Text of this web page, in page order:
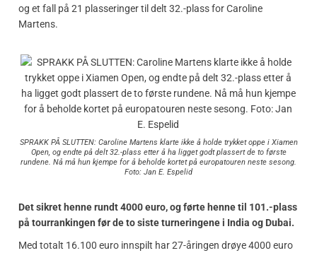
og et fall på 21 plasseringer til delt 32.-plass for Caroline
Martens.
SPRAKK PÅ SLUTTEN: Caroline Martens klarte ikke å holde trykket oppe i Xiamen
Open, og endte på delt 32.-plass etter å ha ligget godt plassert de to første
rundene. Nå må hun kjempe for å beholde kortet på europatouren neste sesong.
Foto: Jan E. Espelid
Det sikret henne rundt 4000 euro, og førte henne til 101.-plass
på tourrankingen før de to siste turneringene i India og Dubai.
Med totalt 16.100 euro innspilt har 27-åringen drøye 4000 euro